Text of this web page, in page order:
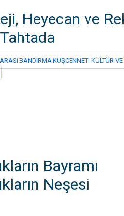
Heyecan ve
BANDIRMA KUŞCENNETİ KÜLTÜR
Bayramı
Neşesi